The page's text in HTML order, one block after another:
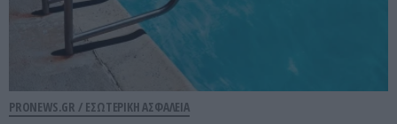
PRONEWS.GR / ΕΣΩΤΕΡΙΚΗ ΑΣΦΑΛΕΙΑ